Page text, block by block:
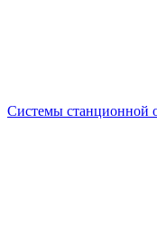
Системы станционной